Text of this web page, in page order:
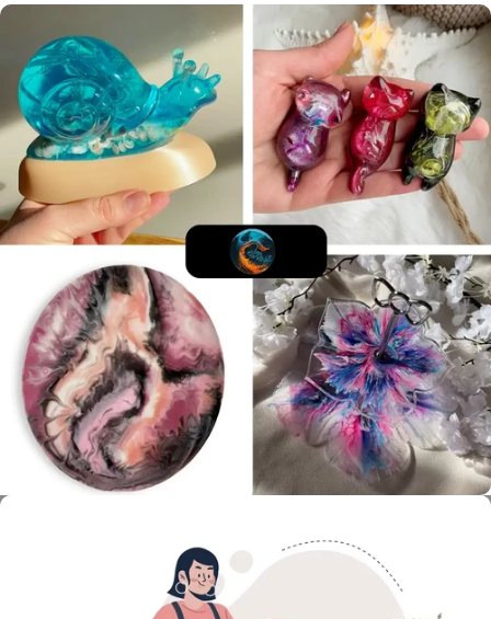
Sikra Holzmanufaktur